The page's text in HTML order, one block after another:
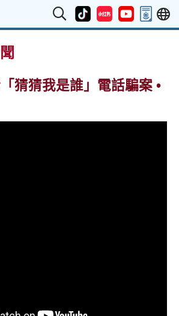
「猜猜我是誰」電話騙案 •